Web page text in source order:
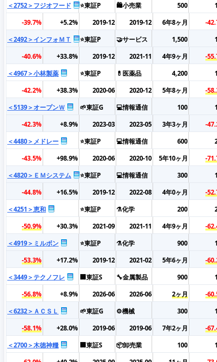
＜2752＞フジオフード
⭐東証P 🛍️小売業 500
-39.7%
+5.2% 2019-12 2019-12 6年8ヶ月
-
＜2492＞インフォＭＴ
⭐東証P 🤝サービス 1,500
-40.6%
+33.8% 2019-12 2021-11 4年9ヶ月
-
＜4967＞小林製薬
⭐東証P 💊医薬品 4,200
-42.2%
+38.3% 2020-06 2020-12 5年8ヶ月
-
＜5139＞オープンＷ
🌱東証G 💻情報通信 100
-42.3%
+8.9% 2023-03 2023-05 3年3ヶ月
-
＜4480＞メドレー
⭐東証P 💻情報通信 600
-43.5%
+98.9% 2020-06 2020-10 5年10ヶ月
-
＜4820＞ＥＭシステム
⭐東証P 💻情報通信 300
-44.8%
+16.5% 2019-12 2022-08 4年0ヶ月
-
＜4251＞恵和
⭐東証P ⚗️化学 200
-50.9%
+30.3% 2021-09 2021-11 4年9ヶ月
-
＜4919＞ミルボン
⭐東証P ⚗️化学 900
-53.3%
+17.2% 2019-12 2021-02 5年6ヶ月
-
＜3449＞テクノフレ
🏢東証S 🔧金属製品 900
-56.8%
+8.9% 2026-06 2026-06 2ヶ月
-
＜6232＞ＡＣＳＬ
🌱東証G ⚙️機械 300
-58.1%
+28.0% 2019-06 2019-06 7年2ヶ月
-
＜2700＞木徳神糧
🏢東証S 📦卸売業 100